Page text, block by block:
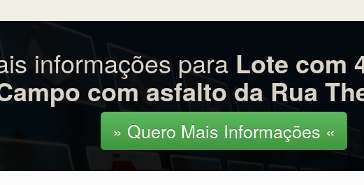
informações paraLote com
com asfalto da Rua